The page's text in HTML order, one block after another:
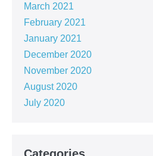
March 2021
February 2021
January 2021
December 2020
November 2020
August 2020
July 2020